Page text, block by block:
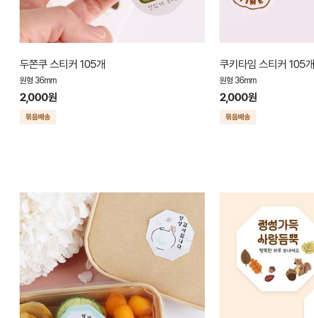
두쫀쿠 스티커 105개
원형 36mm
2,000원
쿠키타임 스티커 105개
원형 36mm
2,000원